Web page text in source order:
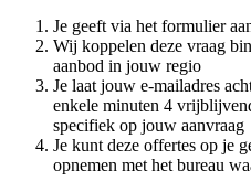
Je geeft via het formulier
Wij koppelen deze vraag
aanbod in jouw regio
Je laat jouw e-mailadres
enkele minuten 4
specifiek op jouw aanvraag
Je kunt deze offertes op je
opnemen met het bureau